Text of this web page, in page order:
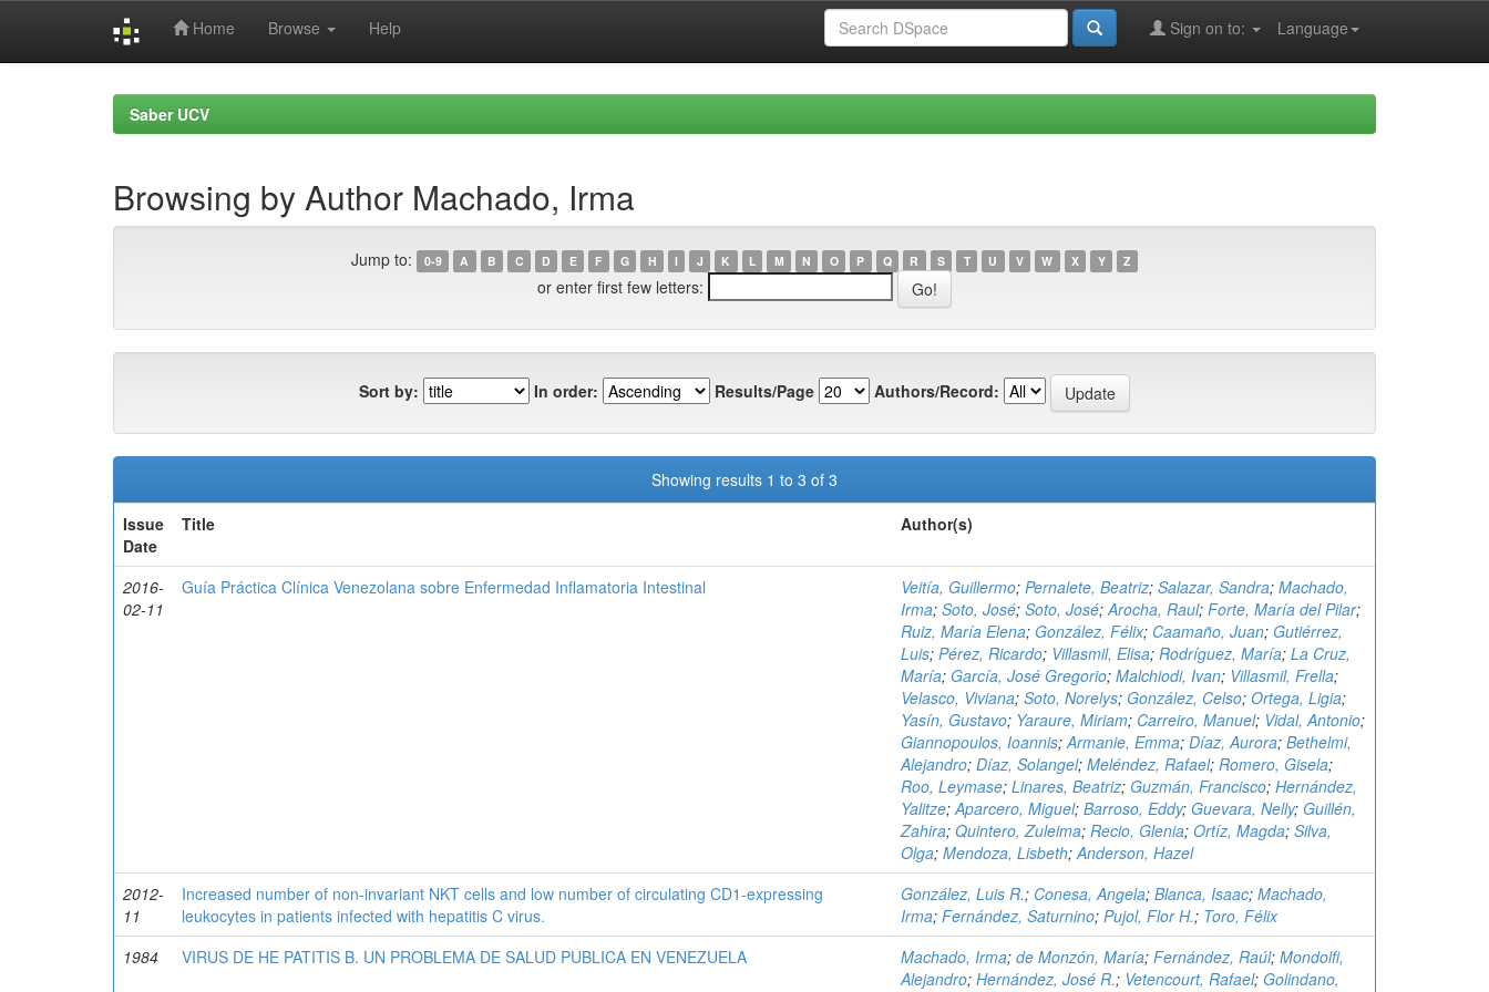
Home Browse Help Language
Sign on to:
Saber UCV
Browsing by Author Machado, Irma
Jump to: 0-9 A B C D E F G H I J K L M N O P Q R S T U V W X Y Z
or enter first few letters:
Sort by: In order: Results/Page Authors/Record:
Showing results 1 to 3 of 3
Issue
Date
Title Author(s)
2016-
02-11
Guía Práctica Clínica Venezolana sobre Enfermedad Inflamatoria Intestinal Veitía, Guillermo; Pernalete, Beatriz; Salazar, Sandra; Machado,
Irma; Soto, José; Soto, José;Arocha, Raul; Forte, María del Pilar;
Ruiz, María Elena; González, Félix; Caamaño, Juan; Gutiérrez,
Luis; Pérez, Ricardo; Villasmil, Elisa; Rodríguez, María; La Cruz,
María; García, José Gregorio; Malchiodi, Ivan; Villasmil, Frella;
Velasco, Viviana; Soto, Norelys; González, Celso; Ortega, Ligia;
Yasín, Gustavo; Yaraure, Miriam; Carreiro, Manuel; Vidal, Antonio;
Giannopoulos, Ioannis;Armanie, Emma; Díaz, Aurora; Bethelmi,
Alejandro; Díaz, Solangel; Meléndez, Rafael; Romero, Gisela;
Roo, Leymase; Linares, Beatriz; Guzmán, Francisco; Hernández,
Yalitze;Aparcero, Miguel; Barroso, Eddy; Guevara, Nelly; Guillén,
Zahira; Quintero, Zuleima; Recio, Glenia; Ortíz, Magda; Silva,
Olga; Mendoza, Lisbeth;Anderson, Hazel
2012-
11
Increased number of non-invariant NKT cells and low number of circulating CD1-expressing
leukocytes in patients infected with hepatitis C virus.
González, Luis R.; Conesa, Angela; Blanca, Isaac; Machado,
Irma; Fernández, Saturnino; Pujol, Flor H.; Toro, Félix
1984
VIRUS DE HE PATITIS B. UN PROBLEMA DE SALUD PUBLICA EN VENEZUELA Machado, Irma; de Monzón, María; Fernández, Raúl; Mondolfi,
Alejandro; Hernández, José R.; Vetencourt, Rafael; Golindano,